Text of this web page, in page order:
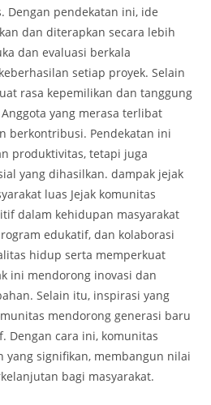
Dengan pendekatan ini, ide
dan diterapkan secara lebih
dan evaluasi berkala
setiap proyek. Selain
rasa kepemilikan dan tanggung
yang merasa terlibat
berkontribusi. Pendekatan ini
produktivitas, tetapi juga
yang dihasilkan. dampak jejak
luas Jejak komunitas
dalam kehidupan masyarakat
edukatif, dan kolaborasi
hidup serta memperkuat
ini mendorong inovasi dan
Selain itu, inspirasi yang
mendorong generasi baru
Dengan cara ini, komunitas
yang signifikan, membangun nilai
bagi masyarakat.